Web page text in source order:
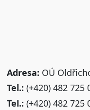
Adresa: OÚ
Tel.: (+420) 482 725
Tel.: (+420) 482 725